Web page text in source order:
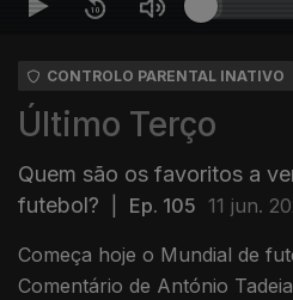
CONTROLO PARENTAL INATIVO
Último Terço
Quem são os favoritos a
futebol?
Ep. 105 11 jun.
Começa hoje o Mundial de
Comentário de António